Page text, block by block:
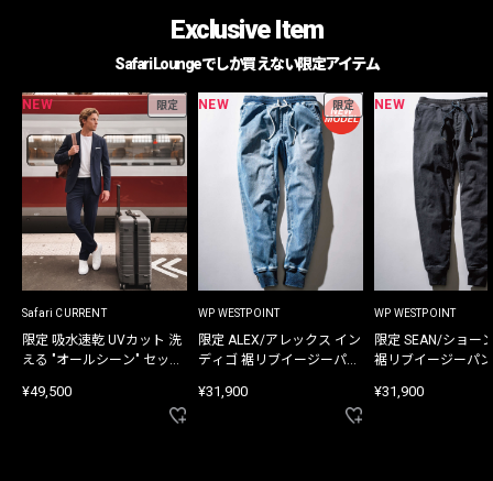
Exclusive Item
Safari Loungeでしか買えない限定アイテム
NEW 限定
Safari CURRENT
限定 吸水速乾 UVカット 洗
える "オールシーン" セット
¥49,500
NEW 限定
WP WESTPOINT
限定 ALEX/アレックス イン
ディゴ 裾リブイージーパン
¥31,900
NEW
WP WESTPOINT
限定 SEAN/ショー
裾リブイージーパ
¥31,900